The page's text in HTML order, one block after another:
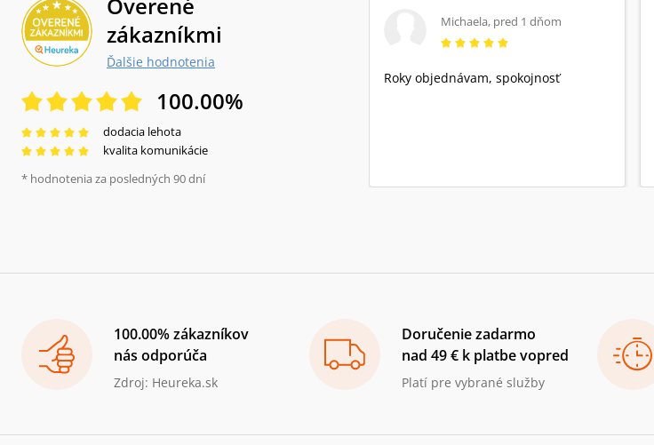
Overené
zákazníkmi
Ďalšie hodnotenia
100.00%
dodacia lehota
kvalita komunikácie
* hodnotenia za posledných 90 dní
Michaela, pred 1 dňom
Roky objednávam, spokojnosť
100.00% zákazníkov
nás odporúča
Zdroj: Heureka.sk
Doručenie zadarmo
nad 49 € k platbe vopred
Platí pre vybrané služby